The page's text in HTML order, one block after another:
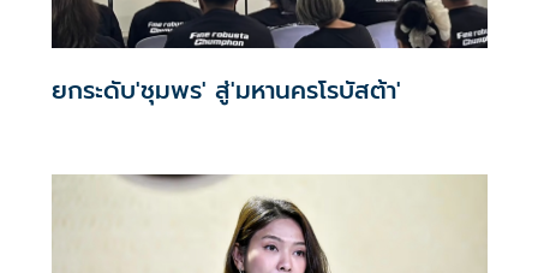
ยกระดับ'ชุมพร' สู่'มหานครโรบัสต้า'